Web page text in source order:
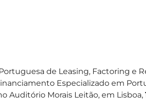
Portuguesa de Leasing, Factoring e
Especializado em
Auditório Morais Leitão, em Lisboa,